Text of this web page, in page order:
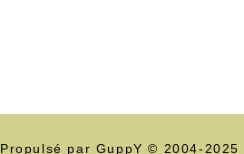
Propulsé par GuppY© 2004-2025